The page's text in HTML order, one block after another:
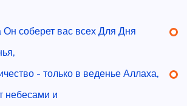
Он соберет вас всех Для Дня
- только в веденье Аллаха,
небесами и